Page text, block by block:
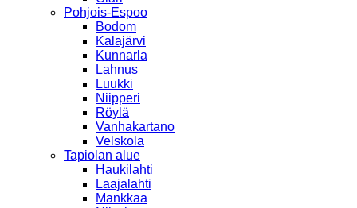
Pohjois-Espoo
Bodom
Kalajärvi
Kunnarla
Lahnus
Luukki
Niipperi
Röylä
Vanhakartano
Velskola
Tapiolan alue
Haukilahti
Laajalahti
Mankkaa